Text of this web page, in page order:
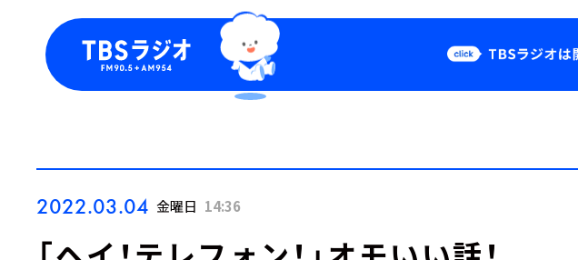
Podcast
2022.03.04 金曜日 14:36